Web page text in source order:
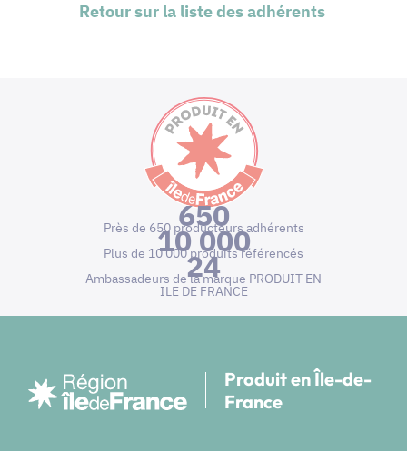
Retour sur la liste des adhérents
650
Près de 650 producteurs adhérents
10 000
Plus de 10 000 produits référencés
24
Ambassadeurs de la marque PRODUIT EN
ILE DE FRANCE
Produit en Île-de-
France